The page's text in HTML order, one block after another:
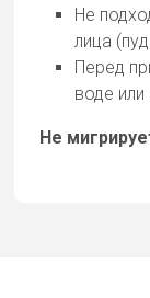
Не
лица
Перед
воде или
Не